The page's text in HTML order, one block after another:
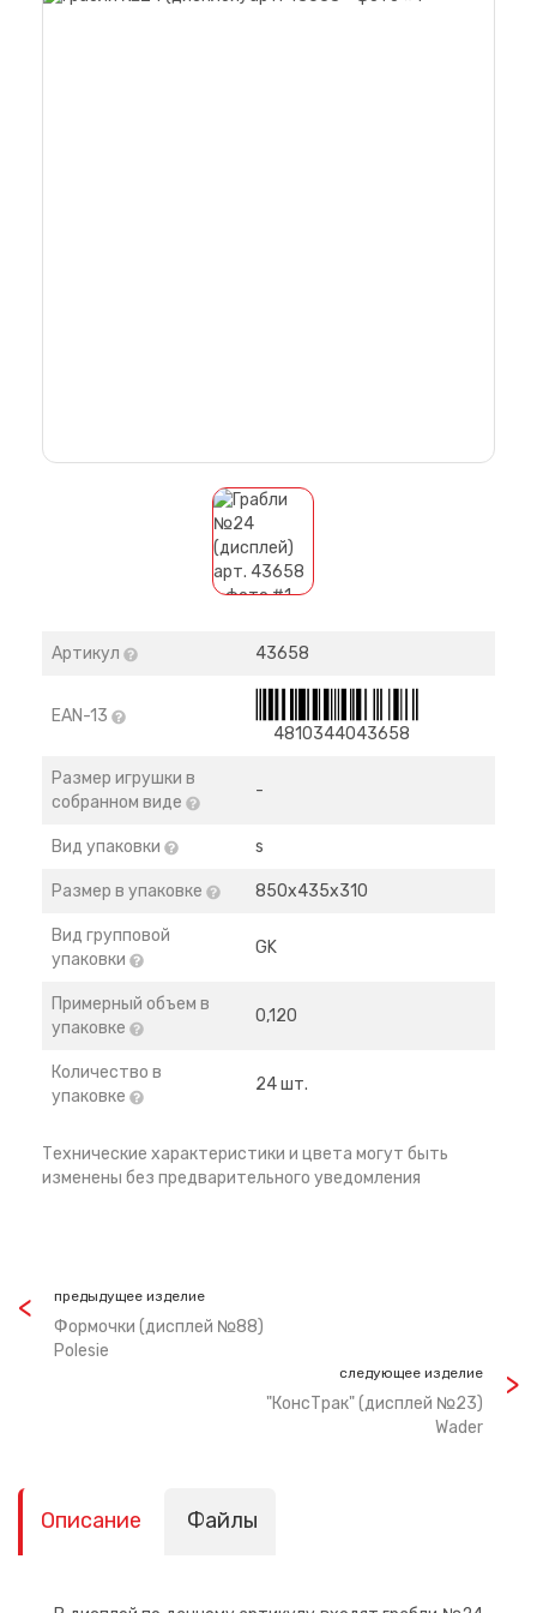
Артикул 43658
EAN-13
4810344043658
Размер игрушки в
собранном виде
-
Вид упаковки s
Размер в упаковке 850х435х310
Вид групповой
упаковки
GK
Примерный объем в
упаковке
0,120
Количество в
упаковке
24 шт.
Технические характеристики и цвета могут быть
изменены без предварительного уведомления
предыдущее изделие
Формочки (дисплей №88)
Polesie
следующее изделие
"КонсТрак" (дисплей №23)
Wader
Описание Файлы